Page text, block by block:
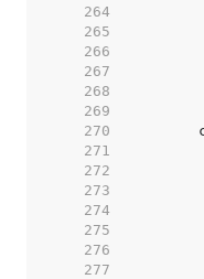
   264
   265
   266
   267
   268
   269
   270
   271
   272
   273
   274
   275
   276
   277